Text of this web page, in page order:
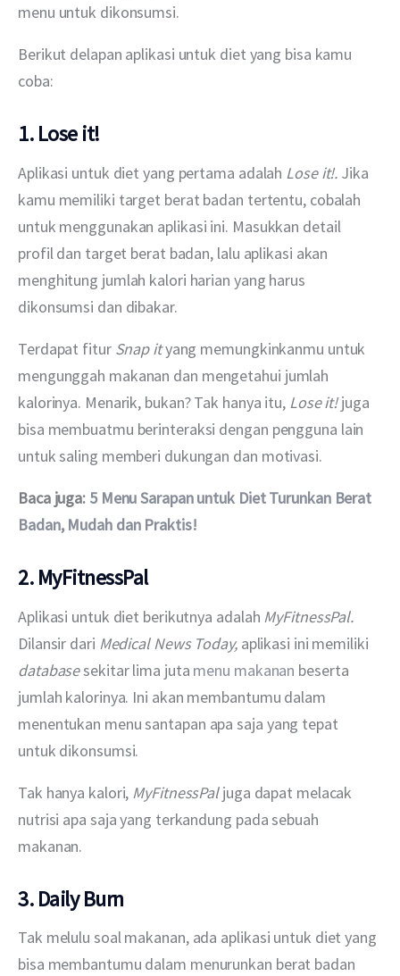
menu untuk dikonsumsi.
Berikut delapan aplikasi untuk diet yang bisa kamu
coba:
1. Lose it!
Aplikasi untuk diet yang pertama adalah Lose it!. Jika
kamu memiliki target berat badan tertentu, cobalah
untuk menggunakan aplikasi ini. Masukkan detail
profil dan target berat badan, lalu aplikasi akan
menghitung jumlah kalori harian yang harus
dikonsumsi dan dibakar.
Terdapat fitur Snap it yang memungkinkanmu untuk
mengunggah makanan dan mengetahui jumlah
kalorinya. Menarik, bukan? Tak hanya itu, Lose it! juga
bisa membuatmu berinteraksi dengan pengguna lain
untuk saling memberi dukungan dan motivasi.
Baca juga: 5 Menu Sarapan untuk Diet Turunkan Berat
Badan, Mudah dan Praktis!
2. MyFitnessPal
Aplikasi untuk diet berikutnya adalah MyFitnessPal.
Dilansir dari Medical News Today, aplikasi ini memiliki
database sekitar lima juta menu makanan beserta
jumlah kalorinya. Ini akan membantumu dalam
menentukan menu santapan apa saja yang tepat
untuk dikonsumsi.
Tak hanya kalori, MyFitnessPal juga dapat melacak
nutrisi apa saja yang terkandung pada sebuah
makanan.
3. Daily Burn
Tak melulu soal makanan, ada aplikasi untuk diet yang
bisa membantumu dalam menurunkan berat badan